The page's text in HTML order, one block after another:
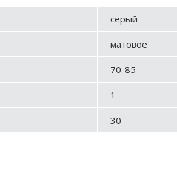
серый
матовое
70-85
1
30